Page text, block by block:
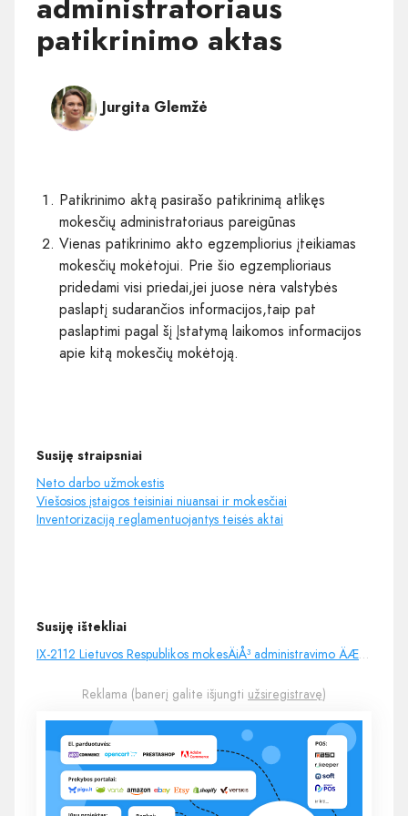
patikrinimo aktas
Jurgita Glemžė
Patikrinimo aktą pasirašo patikrinimą atlikęs
mokesčių administratoriaus pareigūnas
Vienas patikrinimo akto egzempliorius įteikiamas
mokesčių mokėtojui. Prie šio egzemplioriaus
pridedami visi priedai,jei juose nėra valstybės
paslaptį sudarančios informacijos,taip pat
paslaptimi pagal šį Įstatymą laikomos informacijos
apie kitą mokesčių mokėtoją.
Susiję straipsniai
Neto darbo užmokestis
Viešosios įstaigos teisiniai niuansai ir mokesčiai
Inventorizaciją reglamentuojantys teisės aktai
Susiję ištekliai
IX-2112 Lietuvos Respublikos mokesÄiÅ³ administravimo ÄÆstatymas
Reklama (banerį galite išjungti užsiregistravę)